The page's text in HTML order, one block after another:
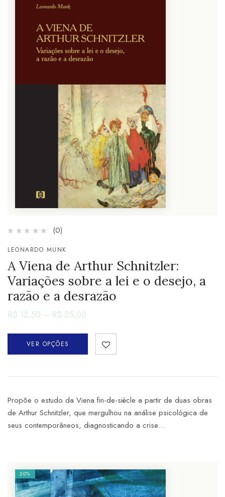
(0)
LEONARDO MUNK
A Viena de Arthur Schnitzler:
Variações sobre a lei e o desejo, a
razão e a desrazão
R$ 12,50 – R$ 25,00
VER OPÇÕES
Propõe o estudo da Viena fin-de-siècle a partir de duas obras
de Arthur Schnitzler, que mergulhou na análise psicológica de
seus contemporâneos, diagnosticando a crise…
20%